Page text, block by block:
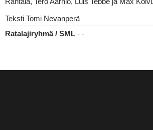
Teksti Tomi Nevanperä
Ratalajiryhmä / SML - -